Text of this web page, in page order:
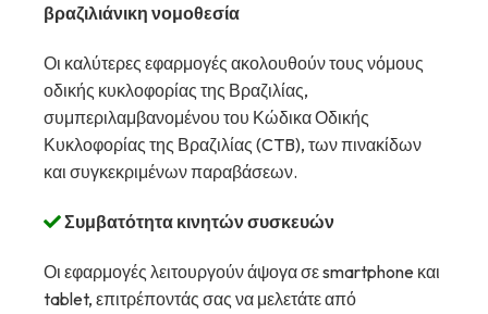
βραζιλιάνικη νομοθεσία
Οι καλύτερες εφαρμογές ακολουθούν τους νόμους
οδικής κυκλοφορίας της Βραζιλίας,
συμπεριλαμβανομένου του Κώδικα Οδικής
Κυκλοφορίας της Βραζιλίας (CTB), των πινακίδων
και συγκεκριμένων παραβάσεων.
Συμβατότητα κινητών συσκευών
Οι εφαρμογές λειτουργούν άψογα σε smartphone και
tablet, επιτρέποντάς σας να μελετάτε από